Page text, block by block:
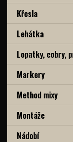
Křesla
Lehátka
Lopatky, cobry,
Markery
Method mixy
Montáže
Nádobí